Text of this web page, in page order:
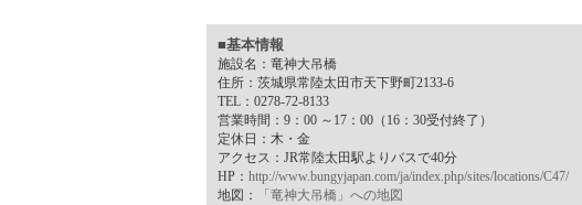
■基本情報
施設名：竜神大吊橋
住所：茨城県常陸太田市天下野町2133-6
TEL：0278-72-8133
営業時間：9：00 ～17：00（16：30受付終了）
定休日：木・金
アクセス：JR常陸太田駅よりバスで40分
HP： http://www.bungyjapan.com/ja/index.php/sites/locations/C47/
地図：
「竜神大吊橋」への地図